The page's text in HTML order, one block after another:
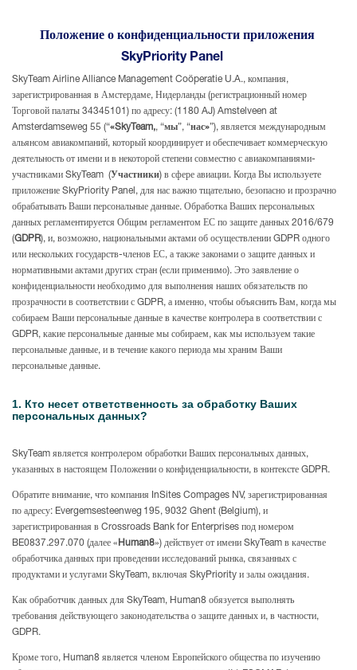
Положение о конфиденциальности приложения
SkyPriority Panel
SkyTeam Airline Alliance Management Coöperatie U.A., компания,
зарегистрированная в Амстердаме, Нидерланды (регистрационный номер
Торговой палаты 34345101) по адресу: (1180 AJ) Amstelveen at
Amsterdamseweg 55 (“«SkyTeam,, “мы”, “нас»”), является международным
альянсом авиакомпаний, который координирует и обеспечивает коммерческую
деятельность от имени и в некоторой степени совместно с авиакомпаниями-
участниками SkyTeam (Участники) в сфере авиации. Когда Вы используете
приложение SkyPriority Panel, для нас важно тщательно, безопасно и прозрачно
обрабатывать Ваши персональные данные. Обработка Ваших персональных
данных регламентируется Общим регламентом ЕС по защите данных 2016/679
(GDPR), и, возможно, национальными актами об осуществлении GDPR одного
или нескольких государств-членов ЕС, а также законами о защите данных и
нормативными актами других стран (если применимо). Это заявление о
конфиденциальности необходимо для выполнения наших обязательств по
прозрачности в соответствии с GDPR, а именно, чтобы объяснить Вам, когда мы
собираем Ваши персональные данные в качестве контролера в соответствии с
GDPR, какие персональные данные мы собираем, как мы используем такие
персональные данные, и в течение какого периода мы храним Ваши
персональные данные.
1. Кто несет ответственность за обработку Ваших
персональных данных?
SkyTeam является контролером обработки Ваших персональных данных,
указанных в настоящем Положении о конфиденциальности, в контексте GDPR.
Обратите внимание, что компания InSites Compages NV, зарегистрированная
по адресу: Evergemsesteenweg 195, 9032 Ghent (Belgium), и
зарегистрированная в Crossroads Bank for Enterprises под номером
BE0837.297.070 (далее « Human8») действует от имени SkyTeam в качестве
обработчика данных при проведении исследований рынка, связанных с
продуктами и услугами SkyTeam, включая SkyPriority и залы ожидания.
Как обработчик данных для SkyTeam, Human8 обязуется выполнять
требования действующего законодательства о защите данных и, в частности,
GDPR.
Кроме того, Human8 является членом Европейского общества по изучению